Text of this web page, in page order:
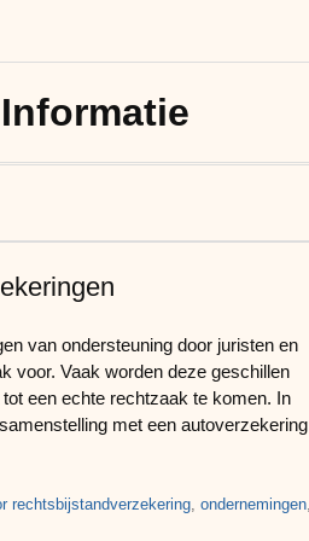
van ondersteuning door juristen en
voor. Vaak worden deze geschillen
een echte rechtzaak te komen. In
met een autoverzekering
rechtsbijstandverzekering, ondernemingen,